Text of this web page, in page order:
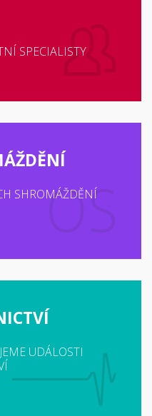
SPECIALISTY
SHROMÁŽDĚNÍ
UDÁLOSTI